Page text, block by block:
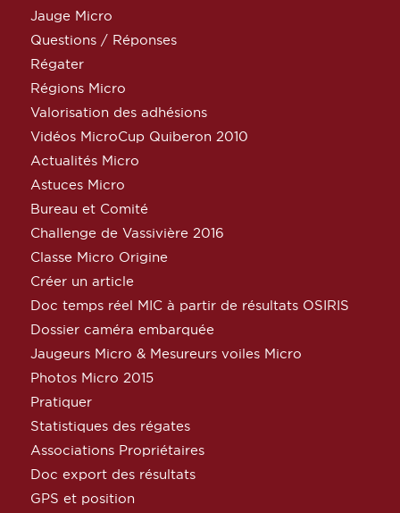
Jauge Micro
Questions / Réponses
Régater
Régions Micro
Valorisation des adhésions
Vidéos MicroCup Quiberon 2010
Actualités Micro
Astuces Micro
Bureau et Comité
Challenge de Vassivière 2016
Classe Micro Origine
Créer un article
Doc temps réel MIC à partir de résultats OSIRIS
Dossier caméra embarquée
Jaugeurs Micro & Mesureurs voiles Micro
Photos Micro 2015
Pratiquer
Statistiques des régates
Associations Propriétaires
Doc export des résultats
GPS et position